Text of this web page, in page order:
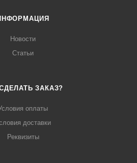
Новости
Статьи
ЗАКАЗ?
оплаты
доставки
Реквизиты